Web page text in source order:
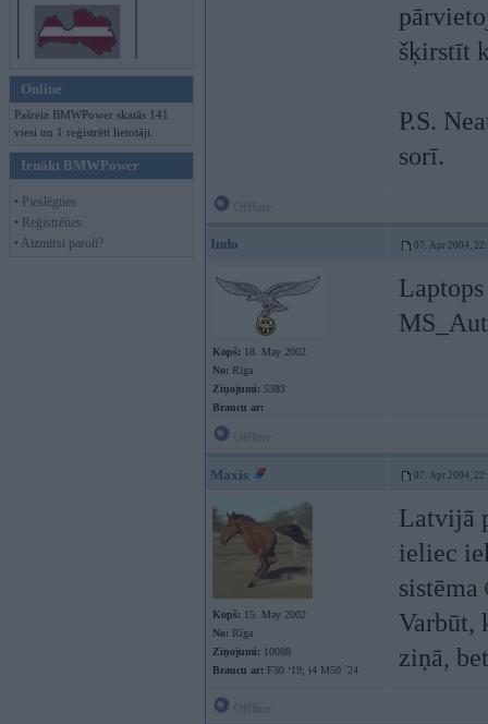
Online
Pašreiz BMWPower skatās 141
viesi un 1 reģistrēti lietotāji.
Ienākt BMWPower
• Pieslēgties
• Reģistrēties
• Aizmirsi paroli?
šķirstīt
P.S.
sorī.
Indo 07. Apr 2004,
Kopš: 18. May 2002
No: Rīga
Ziņojumi: 5383
Braucu ar:
Maxis 07. Apr 2004,
Kopš: 15. May 2002
No: Rīga
Ziņojumi: 10088
Braucu ar: F30 ‘19; i4 M50 `24
Latvijā
ieliec
sistēma
Varbūt,
ziņā,